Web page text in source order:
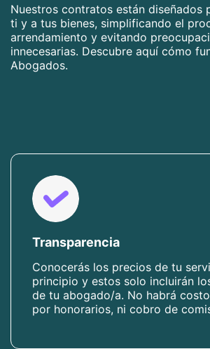
Nuestros contratos están diseñados
ti y a tus bienes, simplificando el
arrendamiento y evitando
innecesarias. Descubre aquí cómo
Abogados.
Transparencia
Conocerás los precios de tu
principio y estos solo incluirán
de tu abogado/a. No habrá
por honorarios, ni cobro de